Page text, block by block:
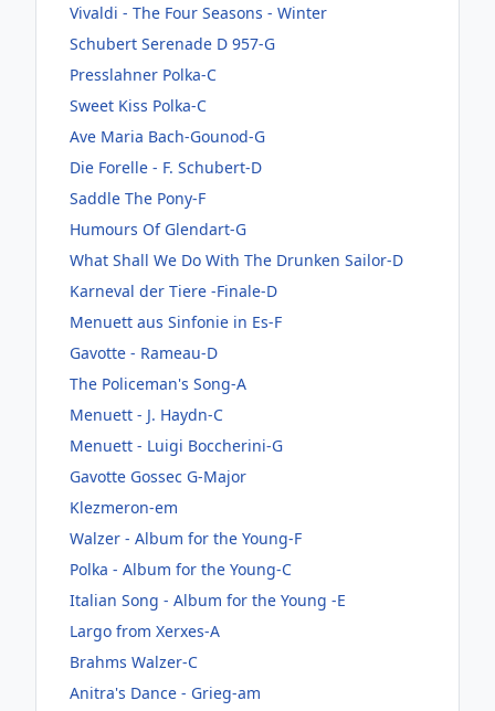
Vivaldi - The Four Seasons - Winter
Schubert Serenade D 957-G
Presslahner Polka-C
Sweet Kiss Polka-C
Ave Maria Bach-Gounod-G
Die Forelle - F. Schubert-D
Saddle The Pony-F
Humours Of Glendart-G
What Shall We Do With The Drunken Sailor-D
Karneval der Tiere -Finale-D
Menuett aus Sinfonie in Es-F
Gavotte - Rameau-D
The Policeman's Song-A
Menuett - J. Haydn-C
Menuett - Luigi Boccherini-G
Gavotte Gossec G-Major
Klezmeron-em
Walzer - Album for the Young-F
Polka - Album for the Young-C
Italian Song - Album for the Young -E
Largo from Xerxes-A
Brahms Walzer-C
Anitra's Dance - Grieg-am